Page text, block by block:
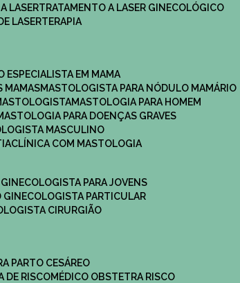
LASER
TRATAMENTO A LASER GINECOLÓGICO
LASERTERAPIA
ESPECIALISTA EM MAMA​
MAMAS
MASTOLOGISTA PARA NÓDULO MAMÁRIO
MASTOLOGIA PARA HOMEM
MASTOLOGIA PARA DOENÇAS GRAVES
MASCULINO
CLÍNICA COM MASTOLOGIA
GINECOLOGISTA PARA JOVENS
GINECOLOGISTA PARTICULAR
CIRURGIÃO
PARTO CESÁREO
DE RISCO
MÉDICO OBSTETRA RISCO